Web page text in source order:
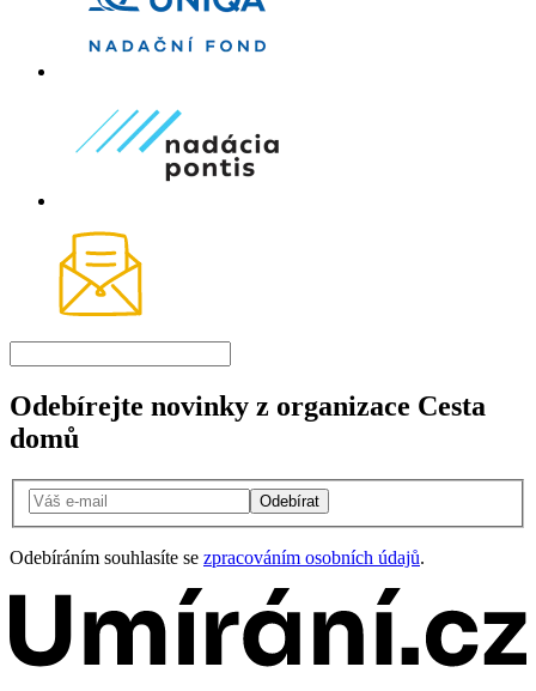
Odebírejte novinky z organizace Cesta
domů
Odebírat
Odebíráním souhlasíte se zpracováním osobních údajů.